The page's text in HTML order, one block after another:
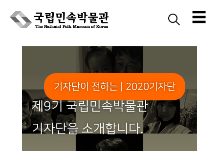
☰
Skip
기자단이 전하는 | 2020기자단
제9기 국립민속박물관
기자단을 소개합니다.